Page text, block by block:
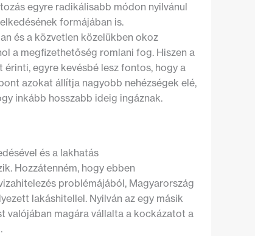
egyre radikálisabb módon nyilvánul
formájában is.
és a közvetlen közelükben okoz
a megfizethetőség romlani fog. Hiszen a
egyre kevésbé lesz fontos, hogy a
azokat állítja nagyobb nehézségek elé,
inkább hosszabb ideig ingáznak.
és a lakhatás
Hozzátenném, hogy ebben
problémájából, Magyarország
lakáshitellel. Nyilván az egy másik
valójában magára vállalta a kockázatot a